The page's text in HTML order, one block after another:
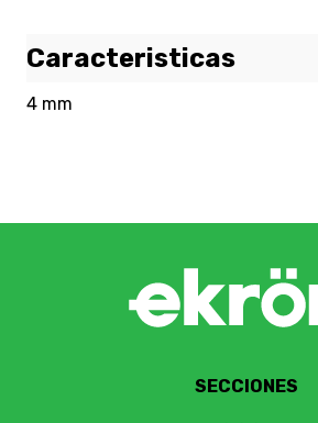
Caracteristicas
4 mm
SECCIONES